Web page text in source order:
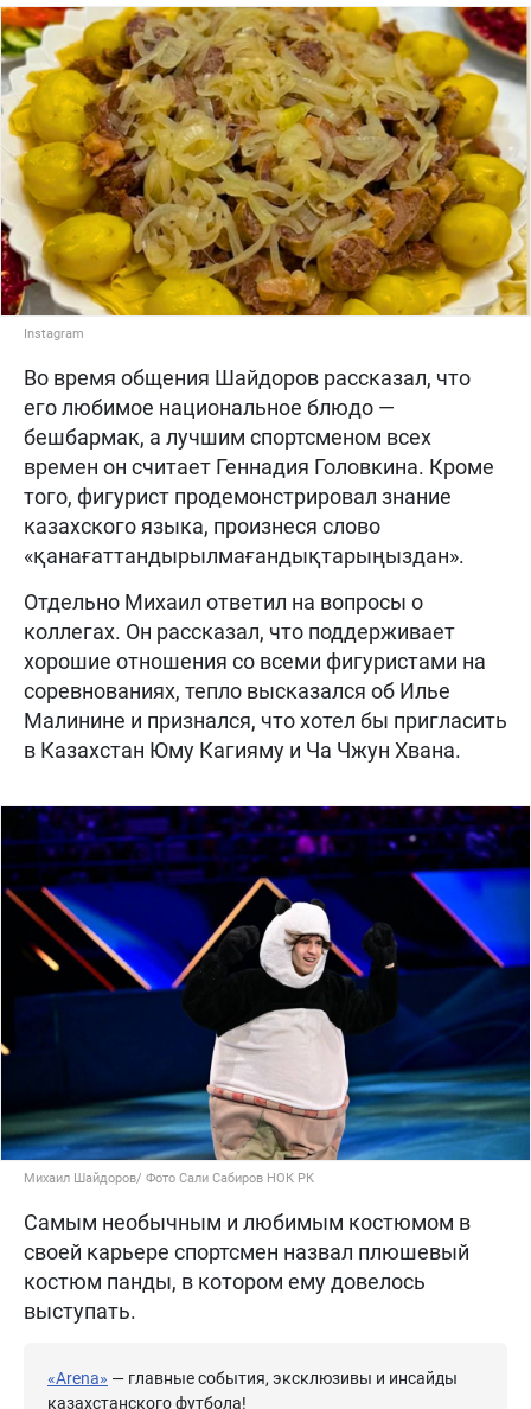
Instagram
Во время общения Шайдоров рассказал, что
его любимое национальное блюдо —
бешбармак, а лучшим спортсменом всех
времен он считает Геннадия Головкина. Кроме
того, фигурист продемонстрировал знание
казахского языка, произнеся слово
«қанағаттандырылмағандықтарыңыздан».
Отдельно Михаил ответил на вопросы о
коллегах. Он рассказал, что поддерживает
хорошие отношения со всеми фигуристами на
соревнованиях, тепло высказался об Илье
Малинине и признался, что хотел бы пригласить
в Казахстан Юму Кагияму и Ча Чжун Хвана.
Михаил Шайдоров/ Фото Сали Сабиров НОК РК
Самым необычным и любимым костюмом в
своей карьере спортсмен назвал плюшевый
костюм панды, в котором ему довелось
выступать.
«Arena» — главные события, эксклюзивы и инсайды
казахстанского футбола!